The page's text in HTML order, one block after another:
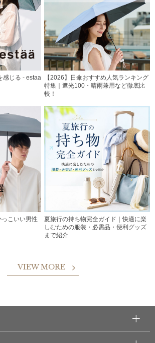
感じる - estaa
【2026】日傘おすすめ人気ランキング
特集｜遮光100・晴雨兼用など徹底比
較！
こいい男性
夏旅行の持ち物完全ガイド｜快適に楽
しむための服装・必需品・便利グッズ
まで紹介
VIEW MORE